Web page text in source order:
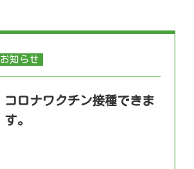
お知らせ
コロナワクチン接種できま
す。